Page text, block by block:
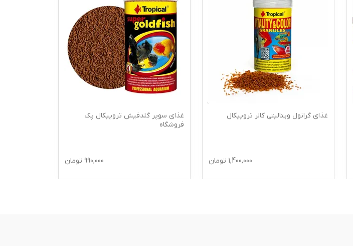
غذای گرانول ویتالیتی کالر تروپیکال
1,400,000 تومان
غذای سوپر گلدفیش تروپیکال پک
فروشگاه
990,000 تومان